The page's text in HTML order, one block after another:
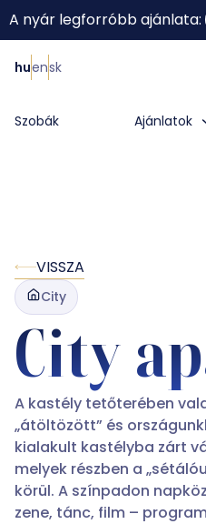
A nyár legforróbb ajánlata:
huensk
Szobák Ajánlatok
VISSZA
City
City
A kastély tetőterében
„átöltözött” és
kialakult kastélyba zárt
melyek részben a
körül. A színpadon
zene, tánc, film –